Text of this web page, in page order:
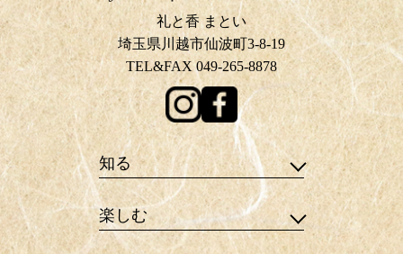
礼と香 まとい
埼玉県川越市仙波町3-8-19
TEL&FAX 049-265-8878
知る
楽しむ